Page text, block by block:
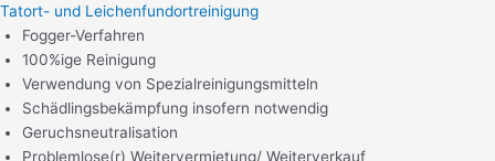
Tatort- und Leichenfundortreinigung
Fogger-Verfahren
100%ige Reinigung
Verwendung von Spezialreinigungsmitteln
Schädlingsbekämpfung insofern notwendig
Geruchsneutralisation
Problemlose(r) Weitervermietung/ Weiterverkauf